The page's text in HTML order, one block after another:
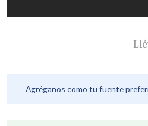
Agréganos como tu fuente